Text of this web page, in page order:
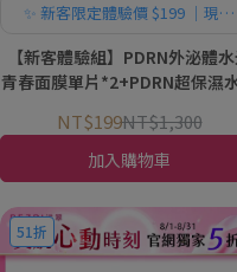
✨ 新客限定體驗價 $199 ｜現省
【新客體驗組】PDRN外泌體
青春面膜單片*2+PDRN超保濕
2g*5｜PEZRI派翠胜肽保養專
NT$199NT$1,300
加入購物車
51折